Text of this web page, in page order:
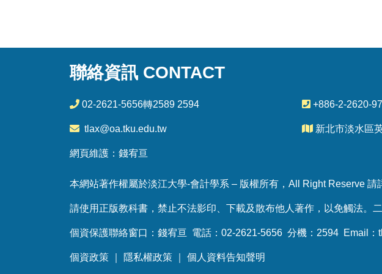
聯絡資訊 CONTACT
02-2621-5656轉2589 2594
tlax@oa.tku.edu.tw
+886-2-2620-
新北市淡水區
網頁維護：錢宥亘
本網站著作權屬於淡江大學-會計學系 – 版權所有，All Right Reserve
請使用正版教科書，禁止不法影印、下載及散布他人著作，以免觸法。
個資保護聯絡窗口：錢宥亘 電話：02-2621-5656 分機：2594 Email：
個資政策 隱私權政策 個人資料告知聲明